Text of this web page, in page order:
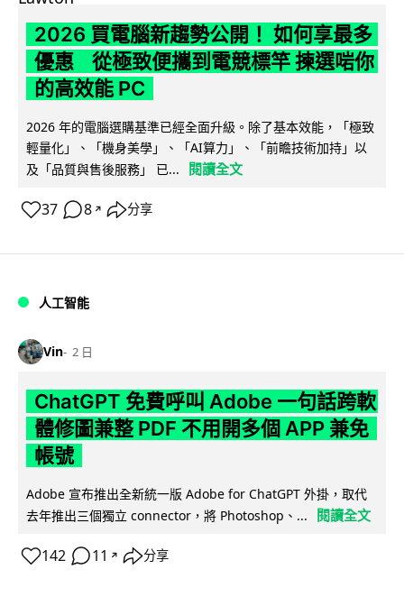
2026 買電腦新趨勢公開！ 如何享最多
優惠 從極致便攜到電競標竿 揀選啱你
的高效能 PC
2026 年的電腦選購基準已經全面升級。除了基本效能，「極致
輕量化」、「機身美學」、「AI算力」、「前瞻技術加持」以
及「品質與售後服務」 已...
閱讀全文
37 8 ↗ 分享
人工智能
Vin 2 日
ChatGPT 免費呼叫 Adobe 一句話跨軟
體修圖兼整 PDF 不用開多個 APP 兼免
帳號
Adobe 宣布推出全新統一版 Adobe for ChatGPT 外掛，取代
去年推出三個獨立 connector，將 Photoshop、...
閱讀全文
142 11 ↗ 分享